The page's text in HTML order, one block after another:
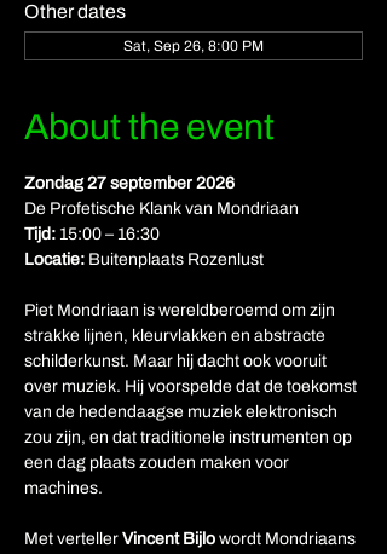
Other dates
Sat, Sep 26, 8:00 PM
About the event
Zondag 27 september 2026
De Profetische Klank van Mondriaan
Tijd: 15:00 – 16:30
Locatie: Buitenplaats Rozenlust
Piet Mondriaan is wereldberoemd om zijn
strakke lijnen, kleurvlakken en abstracte
schilderkunst. Maar hij dacht ook vooruit
over muziek. Hij voorspelde dat de toekomst
van de hedendaagse muziek elektronisch
zou zijn, en dat traditionele instrumenten op
een dag plaats zouden maken voor
machines.
Met verteller Vincent Bijlo wordt Mondriaans